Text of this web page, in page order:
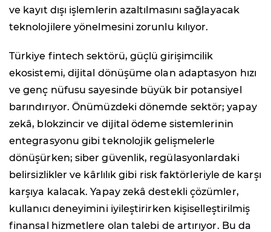
ve kayıt dışı işlemlerin azaltılmasını sağlayacak
teknolojilere yönelmesini zorunlu kılıyor.
Türkiye fintech sektörü, güçlü girişimcilik
ekosistemi, dijital dönüşüme olan adaptasyon hızı
ve genç nüfusu sayesinde büyük bir potansiyel
barındırıyor. Önümüzdeki dönemde sektör; yapay
zekâ, blokzincir ve dijital ödeme sistemlerinin
entegrasyonu gibi teknolojik gelişmelerle
dönüşürken; siber güvenlik, regülasyonlardaki
belirsizlikler ve kârlılık gibi risk faktörleriyle de karşı
karşıya kalacak. Yapay zekâ destekli çözümler,
kullanıcı deneyimini iyileştirirken kişiselleştirilmiş
finansal hizmetlere olan talebi de artırıyor. Bu da